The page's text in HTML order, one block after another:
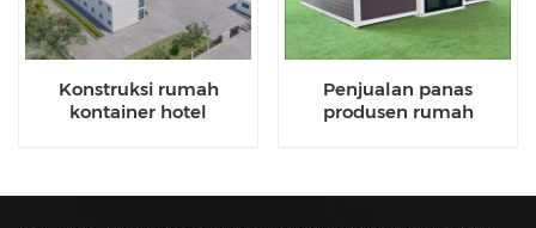
Konstruksi rumah
kontainer hotel
Penjualan panas
produsen rumah